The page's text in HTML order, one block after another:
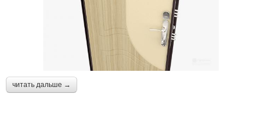
читать дальше →